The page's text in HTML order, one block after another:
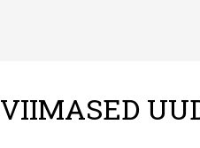
VIIMASED